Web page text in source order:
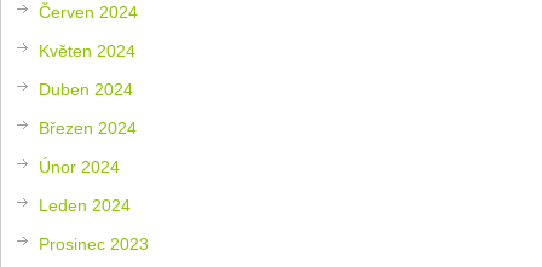
Červen 2024
Květen 2024
Duben 2024
Březen 2024
Únor 2024
Leden 2024
Prosinec 2023